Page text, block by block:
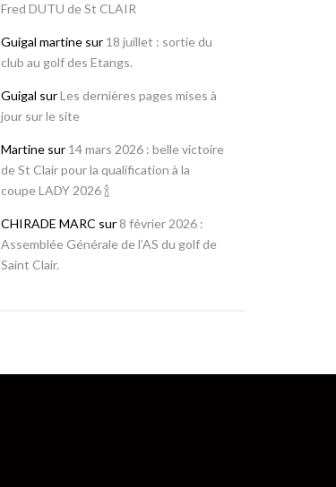
Fred DUTU de St CLAIR
Guigal martine sur 18 juillet : sortie du
club au golf des Etangs.
Guigal surLes dernières pages mises à
jour sur le site
Martine sur 14 mars 2026 : belle victoire
de St Clair pour la qualification à la
coupe LADY 2026 🍾
CHIRADE MARC sur 8 février 2026 :
Assemblée Générale de l’AS du golf de
Saint Clair.